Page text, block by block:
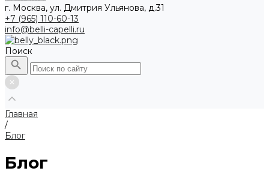
г. Москва, ул. Дмитрия Ульянова, д.31
+7 (965) 110-60-13
info@belli-capelli.ru
Поиск
Главная
/
Блог
Блог